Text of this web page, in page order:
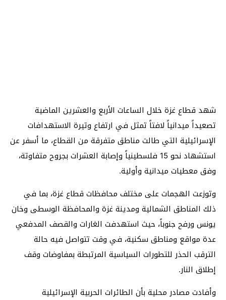
شهد قطاع غزة خلال الساعات الأربع والعشرين الماضية
تصعيداً ميدانياً لافتاً تمثل في ارتفاع وتيرة الاستهدافات
الإسرائيلية التي طالت مناطق متفرقة من القطاع، ما أسفر عن
استشهاد نحو 15 فلسطينياً وإصابة العشرات بجروح متفاوتة،
وفق معطيات ميدانية وأولية.
وتوزعت الهجمات على مختلف محافظات قطاع غزة، بما في
ذلك المناطق الشمالية ومدينة غزة والمحافظة الوسطى وخان
يونس ورفح جنوباً، حيث استهدفت الغارات والقصف المدفعي
عدة مواقع ومناطق سكنية، في وقت تتواصل فيه حالة
الترقب الحذر للتطورات السياسية المرتبطة بمفاوضات وقف
إطلاق النار.
وأفادت مصادر محلية بأن الطائرات الحربية الإسرائيلية